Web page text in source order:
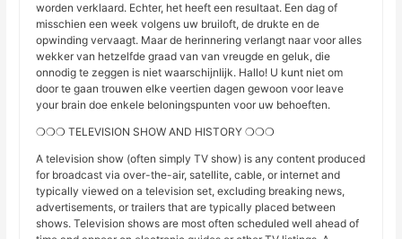
worden verklaard. Echter, het heeft een resultaat. Een dag of
misschien een week volgens uw bruiloft, de drukte en de
opwinding vervaagt. Maar de herinnering verlangt naar voor alles
wekker van hetzelfde graad van van vreugde en geluk, die
onnodig te zeggen is niet waarschijnlijk. Hallo! U kunt niet om
door te gaan trouwen elke veertien dagen gewoon voor leave
your brain doe enkele beloningspunten voor uw behoeften.
❍❍❍ TELEVISION SHOW AND HISTORY ❍❍❍
A television show (often simply TV show) is any content produced
for broadcast via over-the-air, satellite, cable, or internet and
typically viewed on a television set, excluding breaking news,
advertisements, or trailers that are typically placed between
shows. Television shows are most often scheduled well ahead of